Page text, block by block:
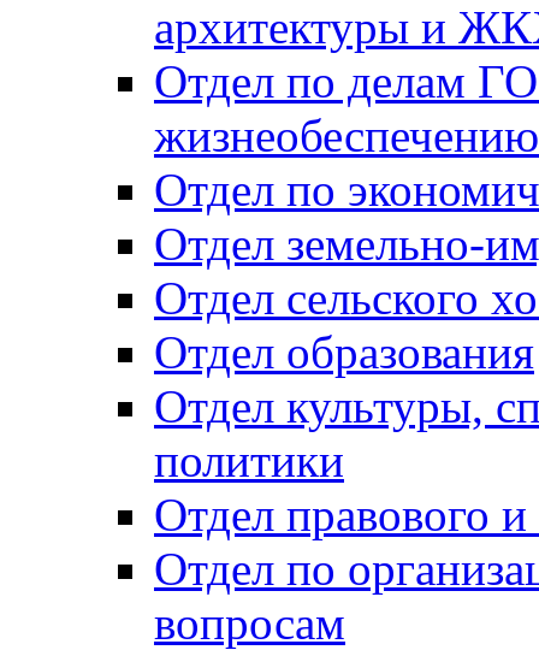
архитектуры и
Отдел по делам
Отдел по
Отдел земельно-
Отдел сельского
Отдел образования
Отдел культуры,
политики
Отдел правового
Отдел по
вопросам